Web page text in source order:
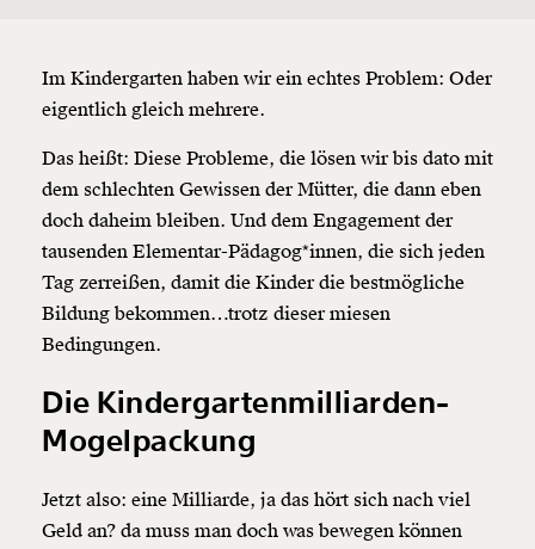
Im Kindergarten haben wir ein echtes Problem: Oder
eigentlich gleich mehrere.
Das heißt: Diese Probleme, die lösen wir bis dato mit
dem schlechten Gewissen der Mütter, die dann eben
doch daheim bleiben. Und dem Engagement der
tausenden Elementar-Pädagog*innen, die sich jeden
Tag zerreißen, damit die Kinder die bestmögliche
Bildung bekommen…trotz dieser miesen
Bedingungen.
Die Kindergartenmilliarden-
Mogelpackung
Jetzt also: eine Milliarde, ja das hört sich nach viel
Geld an? da muss man doch was bewegen können